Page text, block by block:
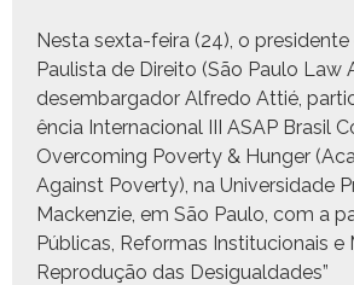
Nes­ta sex­ta-feira (24), o
Paulista de Dire­ito (São Paulo Law
desem­bar­gador Alfre­do Attié,
ên­cia Inter­na­cional III ASAP Brasil
Over­com­ing Pover­ty & Hunger
Against Pover­ty), na Uni­ver­si­dade
Macken­zie, em São Paulo, com a
Públi­cas, Refor­mas Insti­tu­cionais e
Repro­dução das Desigualdades”